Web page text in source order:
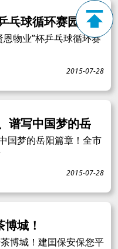
乓球循环赛园满
物业”杯乒乓球循环赛
2015-07-28
谱写中国梦的岳
国梦的岳阳篇章！全市
2015-07-28
城！
博城！建囯保安保您平